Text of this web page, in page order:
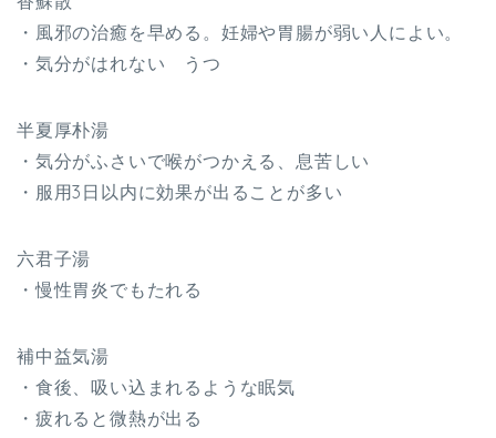
・風邪の治癒を早める。妊婦や胃腸が弱い人によい。
・気分がはれない うつ
半夏厚朴湯
・気分がふさいで喉がつかえる、息苦しい
・服用3日以内に効果が出ることが多い
六君子湯
・慢性胃炎でもたれる
補中益気湯
・食後、吸い込まれるような眠気
・疲れると微熱が出る